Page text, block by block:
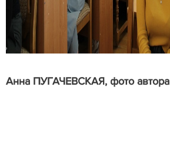
Анна ПУГАЧЕВСКАЯ, фото автора